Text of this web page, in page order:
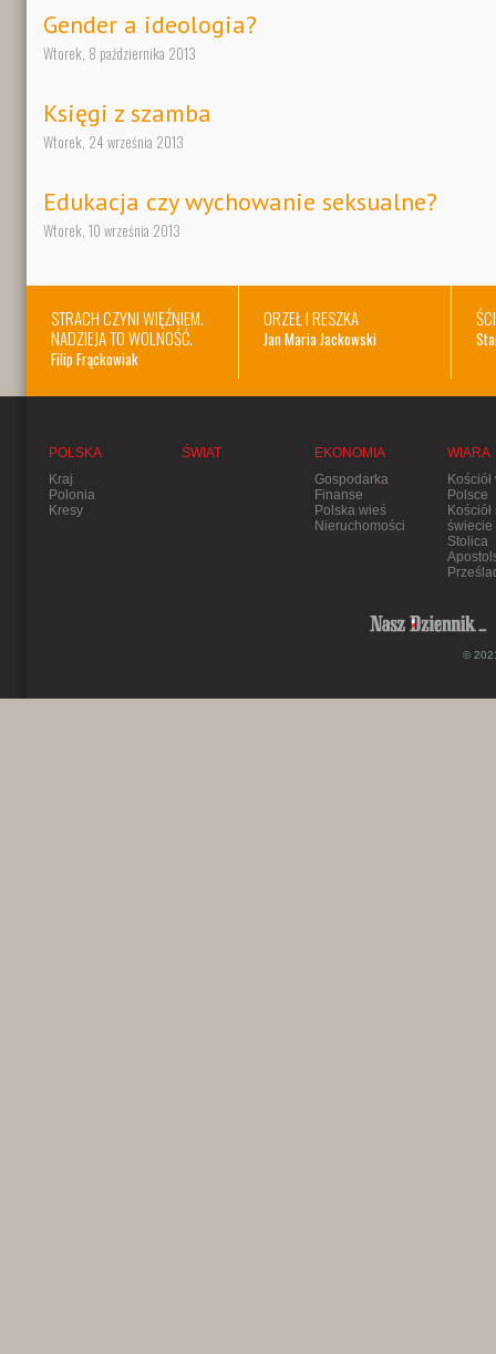
Gender a ideologia?
Wtorek, 8 października 2013
Księgi z szamba
Wtorek, 24 września 2013
Edukacja czy wychowanie seksualne?
Wtorek, 10 września 2013
STRACH CZYNI WIĘŹNIEM.
NADZIEJA TO WOLNOŚĆ.
Filip Frąckowiak
ORZEŁ I RESZKA
Jan Maria Jackowski
POLSKA
Kraj
Polonia
Kresy
ŚWIAT
EKONOMIA
Gospodarka
Finanse
Polska wieś
Nieruchomości
WIARA
Kościół
Polsce
Kościół
świecie
Stolica
©